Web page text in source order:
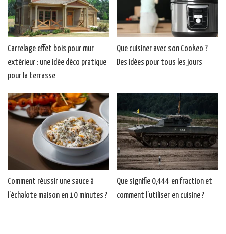
Carrelage effet bois pour mur
extérieur : une idée déco pratique
pour la terrasse
Que cuisiner avec son Cookeo ?
Des idées pour tous les jours
Comment réussir une sauce à
l’échalote maison en 10 minutes ?
Que signifie 0,444 en fraction et
comment l’utiliser en cuisine ?